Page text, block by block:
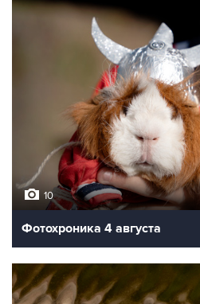
10
Фотохроника 4 августа